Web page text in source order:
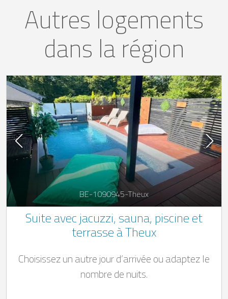
Autres logements
dans la région
BE-1090945-Theux
Suite avec jacuzzi, sauna, piscine et
terrasse à Theux
Choisissez un autre jour d’arrivée ou adaptez le
nombre de nuits.